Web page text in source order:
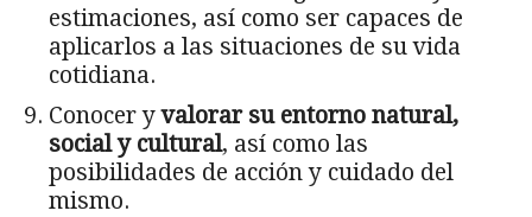
estimaciones, así como ser capaces de
aplicarlos a las situaciones de su vida
cotidiana.
Conocer yvalorar su entorno natural,
social y cultural, así como las
posibilidades de acción y cuidado del
mismo.